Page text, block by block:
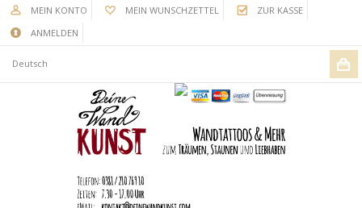
MEIN KONTO MEIN WUNSCHZETTEL
ZUR KASSE
ANMELDEN
Deutsch